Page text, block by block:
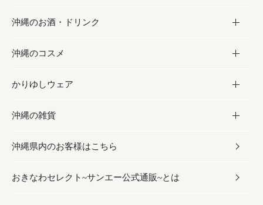
海産物
沖縄料理
沖縄そば／乾麺
レトルト食品
乾物／粉類
砂糖／黒砂糖
塩
お酢／ドレッシング
しょうゆ
みそ
だし／スパイス／島唐辛子
お菓子
黒糖
ちんすこう
伝統菓子
スナック
おつまみ
沖縄のお酒・ドリンク
お酒・ドリンク
泡盛
ビール・チューハイ
ワイン・ウィスキー・カクテル
ドリンク
沖縄のコスメ
コスメ
スキンケア
ボディケア
ヘアケア
かりゆしウェア
かりゆしウェア
メンズ
レディース
沖縄の雑貨
雑貨
沖縄ファッション
沖縄県内のお客様はこちら
おきなわセレクト~サンエー公式通販~とは